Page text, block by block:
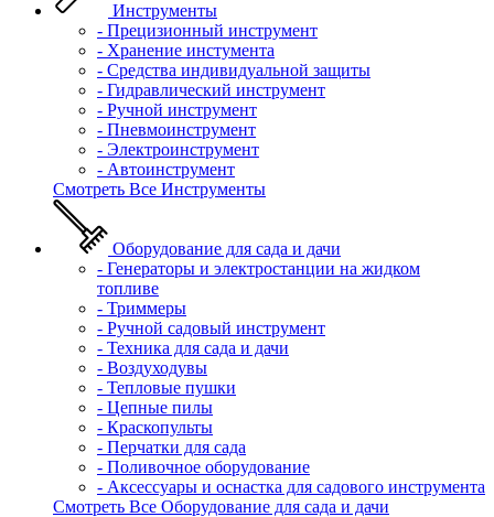
Инструменты
- Прецизионный инструмент
- Хранение инстумента
- Средства индивидуальной защиты
- Гидравлический инструмент
- Ручной инструмент
- Пневмоинструмент
- Электроинструмент
- Автоинструмент
Смотреть Все Инструменты
Оборудование для сада и дачи
- Генераторы и электростанции на жидком
топливе
- Триммеры
- Ручной садовый инструмент
- Техника для сада и дачи
- Воздуходувы
- Тепловые пушки
- Цепные пилы
- Краскопульты
- Перчатки для сада
- Поливочное оборудование
- Аксессуары и оснастка для садового инструмента
Смотреть Все Оборудование для сада и дачи